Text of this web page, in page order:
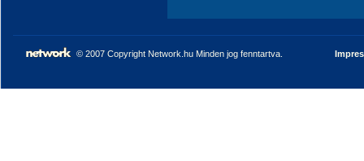
© 2007 Copyright Network.hu Minden jog fenntartva.